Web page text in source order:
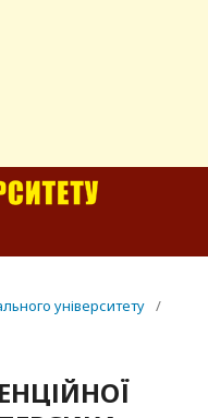
університету /